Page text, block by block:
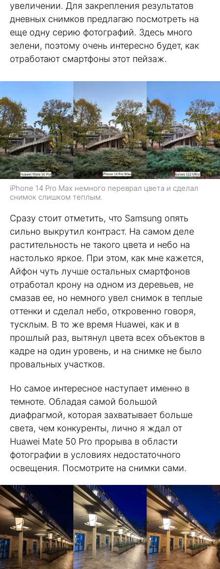
увеличении. Для закрепления результатов
дневных снимков предлагаю посмотреть на
еще одну серию фотографий. Здесь много
зелени, поэтому очень интересно будет, как
отработают смартфоны этот пейзаж.
iPhone 14 Pro Max немного переврал цвета и сделал
снимок слишком теплым.
Сразу стоит отметить, что Samsung опять
сильно выкрутил контраст. На самом деле
растительность не такого цвета и небо на
настолько яркое. При этом, как мне кажется,
Айфон чуть лучше остальных смартфонов
отработал крону на одном из деревьев, не
смазав ее, но немного увел снимок в теплые
оттенки и сделал небо, откровенно говоря,
тусклым. В то же время Huawei, как и в
прошлый раз, вытянул цвета всех объектов в
кадре на один уровень, и на снимке не было
провальных участков.
Но самое интересное наступает именно в
темноте. Обладая самой большой
диафрагмой, которая захватывает больше
света, чем конкуренты, лично я ждал от
Huawei Mate 50 Pro прорыва в области
фотографии в условиях недостаточного
освещения. Посмотрите на снимки сами.